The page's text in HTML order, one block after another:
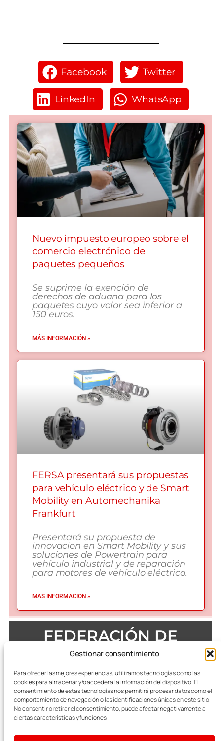
Gestionar consentimiento
Para ofrecer las mejores experiencias, utilizamos tecnologías como las
cookies para almacenar y/o acceder a la información del dispositivo. El
consentimiento de estas tecnologías nos permitirá procesar datos como el
comportamiento de navegación o las identificaciones únicas en este sitio.
No consentir o retirar el consentimiento, puede afectar negativamente a
ciertas características y funciones.
Facebook Twitter
LinkedIn WhatsApp
Nuevo impuesto europeo sobre el
comercio electrónico de
paquetes pequeños
Se suprime la exención de
derechos de aduana para los
paquetes cuyo valor sea inferior a
150 euros.
MÁS INFORMACIÓN »
FERSA presentará sus propuestas
para vehículo eléctrico y de Smart
Mobility en Automechanika
Frankfurt
Presentará su propuesta de
innovación en Smart Mobility y sus
soluciones de Powertrain para
vehículo industrial y de reparación
para motores de vehículo eléctrico.
MÁS INFORMACIÓN »
FEDERACIÓN DE
EMPRESAS DEL METAL
DE ZARAGOZA
Todas las referencias terminológicas de género que se
mencionan a lo largo de las publicaciones, se considerarán
alusivas al masculino y femenino indistintamente.